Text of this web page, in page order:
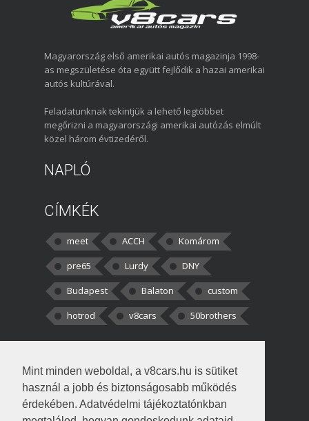
Mint minden weboldal, a v8cars.hu is sütiket
használ a jobb és biztonságosabb működés
érdekében. Adatvédelmi tájékoztatónkban
Magyarország első amerikai autós magazinja 1998-
as megszületése óta együtt fejlődik a hazai amerikai
autós kultúrával.
Feladatunknak tekintjük a lehető legtöbbet
megőrizni a magyarországi amerikai autózás elmúlt
közel három évtizedéről.
NAPLÓ
CÍMKÉK
meet ACCH
Komárom
pre65
Lurdy
DNY
Budapest
Balaton
custom
hotrod
v8cars 50brothers
kortisz:Elszúrtam! Én csak két
darabbaal számoltam. Nem tudtam, hogy fél autót,